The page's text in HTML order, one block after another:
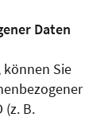
Daten
können Sie
(z. B.